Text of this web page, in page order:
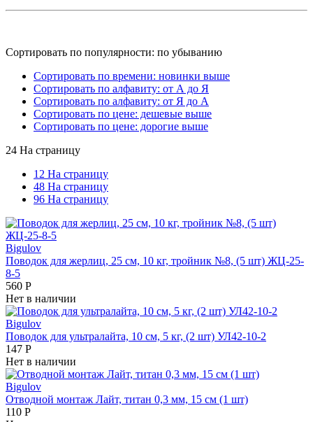
Сортировать по популярности: по убыванию
Сортировать по времени: новинки выше
Сортировать по алфавиту: от А до Я
Сортировать по алфавиту: от Я до А
Сортировать по цене: дешевые выше
Сортировать по цене: дорогие выше
24 На страницу
12 На страницу
48 На страницу
96 На страницу
Bigulov
Поводок для жерлиц, 25 см, 10 кг, тройник №8, (5 шт) ЖЦ-25-
8-5
560 Р
Нет в наличии
Bigulov
Поводок для ультралайта, 10 см, 5 кг, (2 шт) УЛ42-10-2
147 Р
Нет в наличии
Bigulov
Отводной монтаж Лайт, титан 0,3 мм, 15 см (1 шт)
110 Р